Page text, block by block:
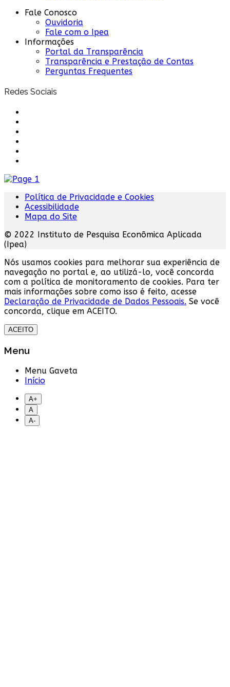
Fale Conosco
Ouvidoria
Fale com o Ipea
Informações
Portal da Transparência
Transparência e Prestação de Contas
Perguntas Frequentes
Redes Sociais
Política de Privacidade e Cookies
Acessibilidade
Mapa do Site
© 2022 Instituto de Pesquisa Econômica Aplicada
(Ipea)
Nós usamos cookies para melhorar sua experiência de
navegação no portal e, ao utilizá-lo, você concorda
com a política de monitoramento de cookies. Para ter
mais informações sobre como isso é feito, acesse
Declaração de Privacidade de Dados Pessoais. Se você
concorda, clique em ACEITO.
ACEITO
Menu
Menu Gaveta
Início
A+
A
A-